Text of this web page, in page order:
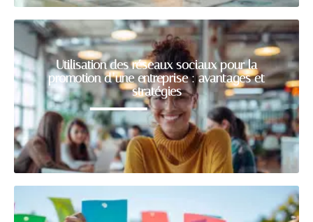
Utilisation des réseaux sociaux pour la
promotion d’une entreprise : avantages et
stratégies